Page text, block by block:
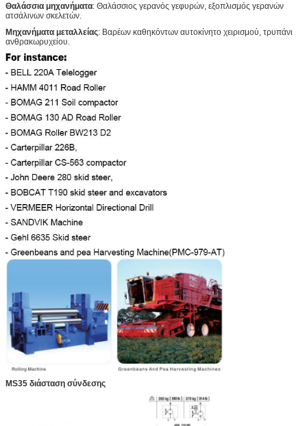
Θαλάσσια μηχανήματα: Θαλάσσιος γερανός γεφυρών, εξοπλισμός γερανών
ατσάλινων σκελετών.
Μηχανήματα μεταλλείας: Βαρέων καθηκόντων αυτοκίνητο χειρισμού, τρυπάνι
ανθρακωρυχείου.
MS35 διάσταση σύνδεσης